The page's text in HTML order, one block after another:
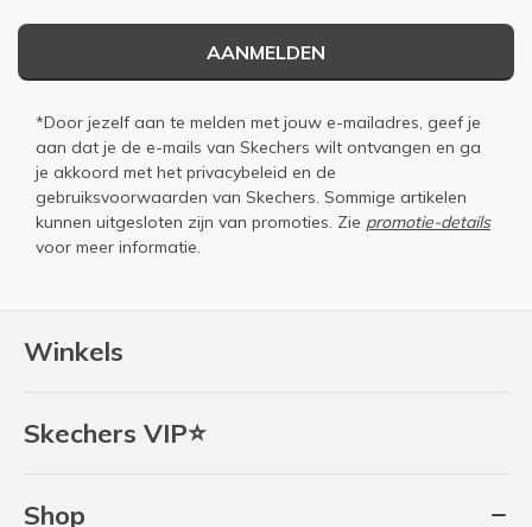
Winkels
Skechers VIP⭐
Shop
AANMELDEN
*Door jezelf aan te melden met jouw e-mailadres, geef je
aan dat je de e-mails van Skechers wilt ontvangen en ga
je akkoord met het privacybeleid en de
gebruiksvoorwaarden van Skechers. Sommige artikelen
kunnen uitgesloten zijn van promoties. Zie promotie-details
voor meer informatie.